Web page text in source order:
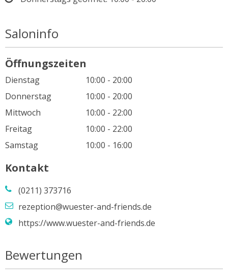
Saloninfo
Öffnungszeiten
Dienstag
10:00 - 20:00
Donnerstag
10:00 - 20:00
Mittwoch
10:00 - 22:00
Freitag
10:00 - 22:00
Samstag
10:00 - 16:00
Kontakt
(0211) 373716
rezeption@wuester-and-friends.de
https://www.wuester-and-friends.de
Bewertungen